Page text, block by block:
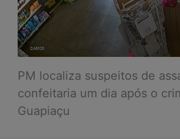
PM localiza suspeitos de
confeitaria um dia após o
Guapiaçu